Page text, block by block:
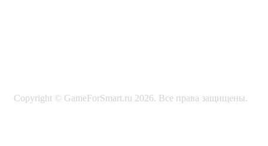
Copyright © GameForSmart.ru 2026. Все права защищены.